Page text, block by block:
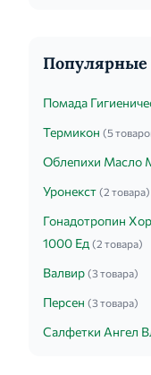
Популярные
Помада
Термикон (5
Облепихи Масло
Уронекст (2 товара)
Гонадотропин
1000 Ед (2 товара)
Валвир (3 товара)
Персен (3 товара)
Салфетки Ангел